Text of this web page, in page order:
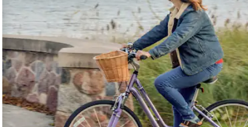
pomocą klawiszy strzałek w górę i w dół lub przeglądać je za